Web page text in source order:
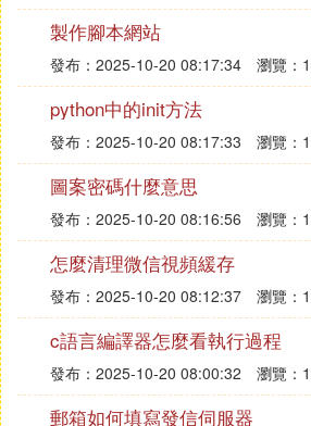
)
ENGINE=InnoDB DEFAULT
OMMENT='例子表';
並且select查詢一下，如下圖
製作腳本網站
發布：2025-10-20 08:17:34 瀏覽：
python中的init方法
發布：2025-10-20 08:17:33 瀏覽：
圖案密碼什麼意思
發布：2025-10-20 08:16:56 瀏覽：
怎麼清理微信視頻緩存
發布：2025-10-20 08:12:37 瀏覽：
c語言編譯器怎麼看執行過程
發布：2025-10-20 08:00:32 瀏覽：
郵箱如何填寫發信伺服器